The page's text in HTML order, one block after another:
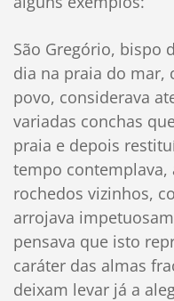
São Gregório, bispo
dia na praia do mar,
povo, considerava
variadas conchas
praia e depois
tempo contemplava,
rochedos vizinhos,
arrojava
pensava que isto
caráter das almas
deixam levar já a